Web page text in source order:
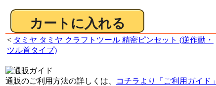
< タミヤ タミヤ クラフトツール 精密ピンセット (逆作動・
ツル首タイプ)
通販のご利用方法の詳しくは、
コチラより「ご利用ガイド」